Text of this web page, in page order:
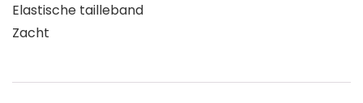
Elastische tailleband
Zacht